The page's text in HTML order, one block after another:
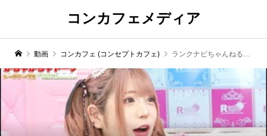
コンカフェメディア
動画 コンカフェ (コンセプトカフェ) ランクナビちゃんねる【第３回目ゲスト：池袋コンセプトカフェ raffine-ラフィーネ-】2023年4月15日